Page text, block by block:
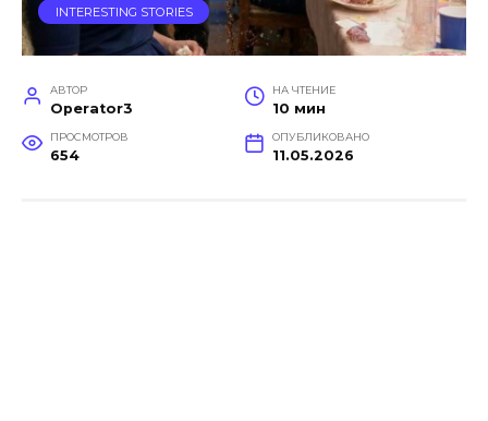
INTERESTING STORIES
АВТОР
Operator3
НА ЧТЕНИЕ
10 мин
ПРОСМОТРОВ
654
ОПУБЛИКОВАНО
11.05.2026